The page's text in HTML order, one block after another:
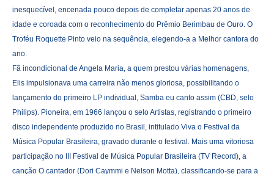
inesquecível, encenada pouco depois de completar apenas 20 anos de
idade e coroada com o reconhecimento do Prêmio Berimbau de Ouro. O
Troféu Roquette Pinto veio na sequência, elegendo-a a Melhor cantora do
ano.
Fã incondicional de Angela Maria, a quem prestou várias homenagens,
Elis impulsionava uma carreira não menos gloriosa, possibilitando o
lançamento do primeiro LP individual, Samba eu canto assim (CBD, selo
Philips). Pioneira, em 1966 lançou o selo Artistas, registrando o primeiro
disco independente produzido no Brasil, intitulado Viva o Festival da
Música Popular Brasileira, gravado durante o festival. Mais uma vitoriosa
participação no III Festival de Música Popular Brasileira (TV Record), a
canção O cantador (Dori Caymmi e Nelson Motta), classificando-se para a